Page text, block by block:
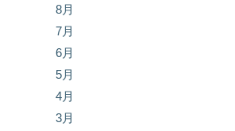
8月
7月
6月
5月
4月
3月